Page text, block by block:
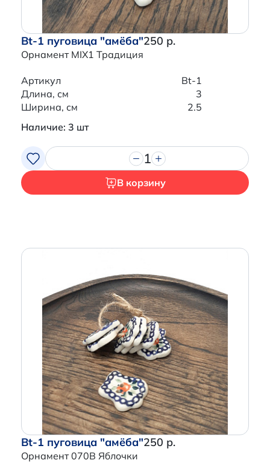
Bt-1 пуговица "амёба"
Орнамент MIX1 Традиция
250 р.
Артикул
Bt-1
Длина, см
3
Ширина, см
2.5
Наличие: 3 шт
1
В корзину
Bt-1 пуговица "амёба"
Орнамент 070B Яблочки
250 р.